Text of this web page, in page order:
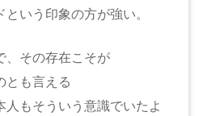
いう印象の方が強い。
、その存在こそが
とも言える
もそういう意識でいたよ